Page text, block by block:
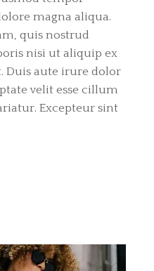
magna aliqua.
quis nostrud
nisi ut aliquip ex
Duis aute irure dolor
velit esse cillum
Excepteur sint